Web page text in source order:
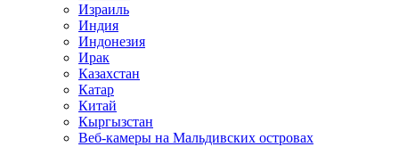
Израиль
Индия
Индонезия
Ирак
Казахстан
Катар
Китай
Кыргызстан
Веб-камеры на Мальдивских островах